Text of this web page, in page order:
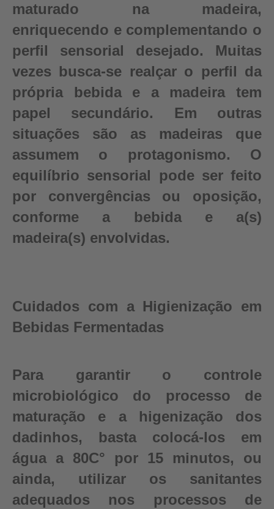
maturado na madeira,
enriquecendo e complementando o
perfil sensorial desejado. Muitas
vezes busca-se realçar o perfil da
própria bebida e a madeira tem
papel secundário. Em outras
situações são as madeiras que
assumem o protagonismo. O
equilíbrio sensorial pode ser feito
por convergências ou oposição,
conforme a bebida e a(s)
madeira(s) envolvidas.
Cuidados com a Higienização em
Bebidas Fermentadas
Para garantir o controle
microbiológico do processo de
maturação e a higenização dos
dadinhos, basta colocá-los em
água a 80C° por 15 minutos, ou
ainda, utilizar os sanitantes
adequados nos processos de